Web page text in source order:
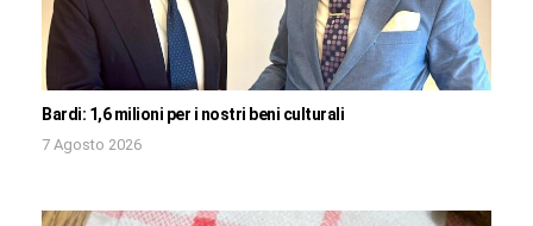
Bardi: 1,6 milioni per i nostri beni culturali
7 Agosto 2026